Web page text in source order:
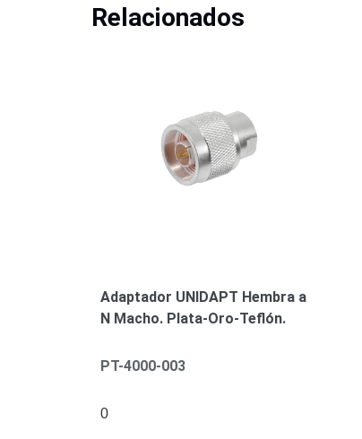
Relacionados
Adaptador UNIDAPT Hembra a
N Macho. Plata-Oro-Teflón.
PT-4000-003
0